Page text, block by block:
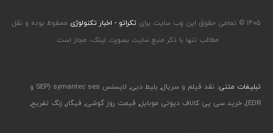
۱۴۰۵ © تمامی حقوق این وب سایت برای تکراتو - اخبار تکنولوژی محفوظ بوده و نقل
مطالب تنها با ذکر منبع سایت بصورت لینک، مجاز است.
تبلیغات متنی: نقد فیلم و سریال, بلیط دبی,
لایسنس symantec ses (SEP و
EDR)
, خرید سی پی کالاف دیوتی موبایل, قیمت روز گوشی, فیگار, زنگ تفریح,